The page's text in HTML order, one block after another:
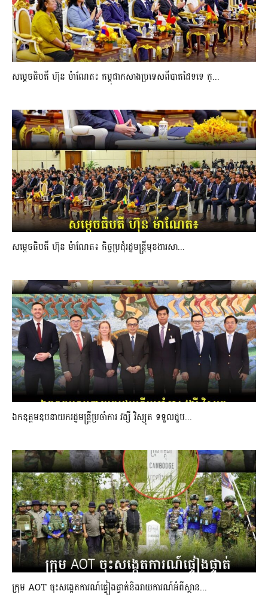
សម្ដេចធិបតី ហ៊ុន ម៉ាណែត៖ កម្ពុជាកសាងប្រទេសពីបាតដៃទទេ ក្...
សម្ដេចធិបតី ហ៊ុន ម៉ាណែត៖ កិច្ចប្រជុំរដ្ឋមន្ត្រីមុខងារសា...
ឯកឧត្តមឧបនាយករដ្ឋមន្ត្រីប្រចាំការ វង្សី វិស្សុត ទទួលជួប...
ក្រុម AOT ចុះសង្កេតការណ៍ផ្ទៀងផ្ទាត់និងរាយការណ៍អំពីស្ថាន...